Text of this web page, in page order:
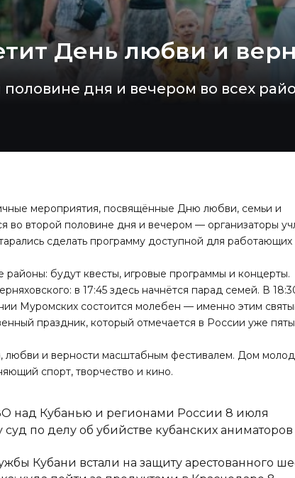
День любви и
дня и вечером во всех
мероприятия, посвящённые Дню любви, семьи и
во второй половине дня и вечером — организаторы
сделать программу доступной для работающих
районы: будут квесты, игровые программы и концерты.
в 17:45 здесь начнётся парад семей. В
Муромских состоится молебен — именно этим
праздник, который отмечается в России уже
любви и верности масштабным фестивалем. Дом
спорт, творчество и кино.
над Кубанью и регионами России 8 июля
по делу об убийстве кубанских аниматоров
Кубани встали на защиту арестованного